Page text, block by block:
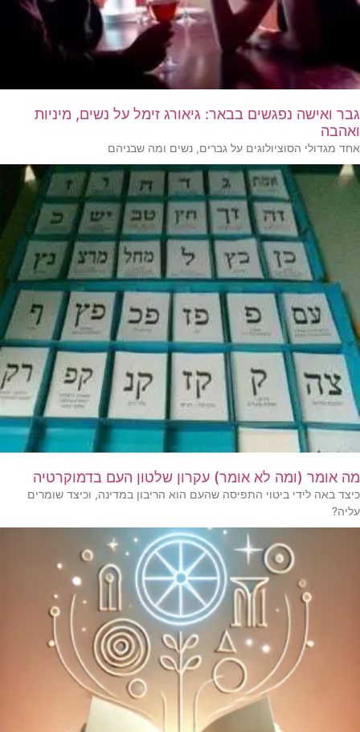
גבר ואישה נפגשים בבאר: גיאורג זימל על נשים, מיניות
ואהבה
אחד מגדולי הסוציולוגים על גברים, נשים ומה שבניהם
מה אומר (ומה לא אומר) עקרון שלטון העם בדמוקרטיה
כיצד באה לידי ביטוי התפיסה שהעם הוא הריבון במדינה, וכיצד שומרים
עליה?